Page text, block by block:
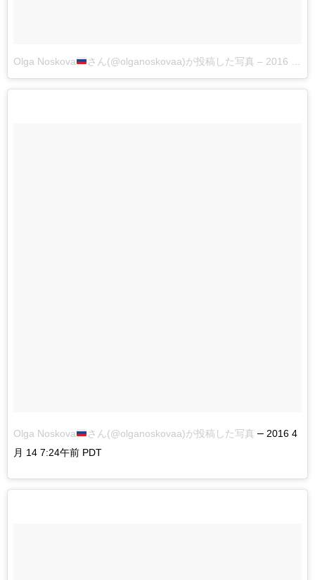
Olga Noskova さん(@olganoskovaa)が投稿した写真 – 2016 4月 20 8:45午後 PDT
Olga Noskova さん(@olganoskovaa)が投稿した写真 – 2016 4
月 14 7:24午前 PDT